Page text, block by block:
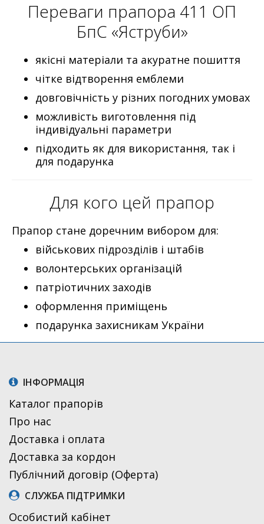
Переваги прапора 411 ОП
БпС «Яструби»
якісні матеріали та акуратне пошиття
чітке відтворення емблеми
довговічність у різних погодних умовах
можливість виготовлення під
індивідуальні параметри
підходить як для використання, так і
для подарунка
Для кого цей прапор
Прапор стане доречним вибором для:
військових підрозділів і штабів
волонтерських організацій
патріотичних заходів
оформлення приміщень
подарунка захисникам України
ІНФОРМАЦІЯ
Каталог прапорів
Про нас
Доставка і оплата
Доставка за кордон
Публічний договір (Оферта)
СЛУЖБА ПІДТРИМКИ
Особистий кабінет